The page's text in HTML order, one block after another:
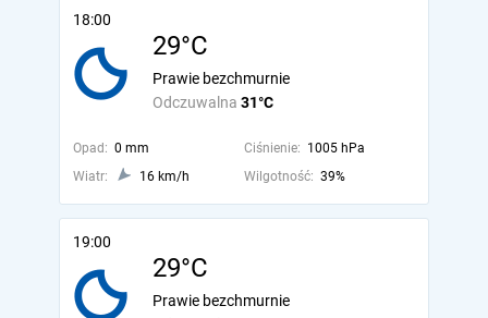
18:00
29°C
Odczuwalna 31°C
Prawie bezchmurnie
Opad: 0 mm Ciśnienie: 1005 hPa
Wiatr:
16 km/h Wilgotność: 39%
19:00
29°C
Prawie bezchmurnie